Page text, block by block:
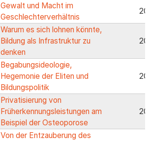
Gewalt und Macht im
Geschlechterverhältnis
Warum es sich lohnen könnte,
Bildung als Infrastruktur zu
denken
Begabungsideologie,
Hegemonie der Eliten und
Bildungspolitik
Privatisierung von
Früherkennungsleistungen am
Beispiel der Osteoporose
Von der Entzauberung des